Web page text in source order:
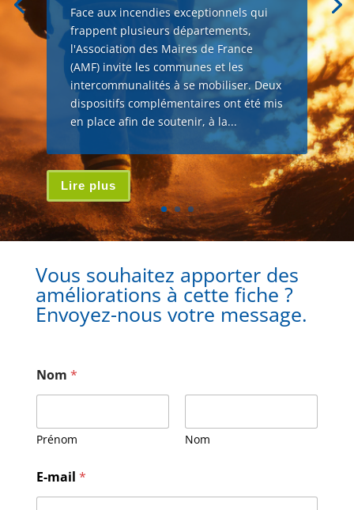
Face aux incendies exceptionnels qui
frappent plusieurs départements,
l'Association des Maires de France
(AMF) invite les communes et les
intercommunalités à se mobiliser. Deux
dispositifs complémentaires ont été mis
en place afin de soutenir, à la...
Lire plus
Vous souhaitez apporter des
améliorations à cette fiche ?
Envoyez-nous votre message.
Nom *
Prénom Nom
E-mail *